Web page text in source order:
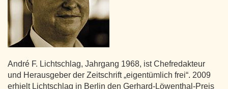
André F. Lichtschlag, Jahrgang 1968, ist Chefredakteur
und Herausgeber der Zeitschrift „eigentümlich frei“. 2009
erhielt Lichtschlag in Berlin den Gerhard-Löwenthal-Preis